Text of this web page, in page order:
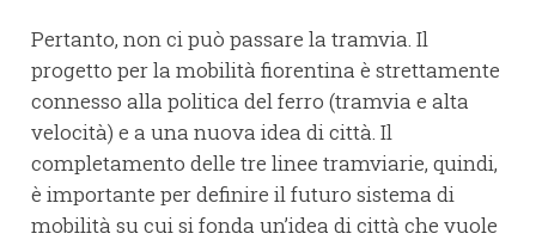
Pertanto, non ci può passare la tramvia. Il
progetto per la mobilità fiorentina è strettamente
connesso alla politica del ferro (tramvia e alta
velocità) e a una nuova idea di città. Il
completamento delle tre linee tramviarie, quindi,
è importante per definire il futuro sistema di
mobilità su cui si fonda un’idea di città che vuole